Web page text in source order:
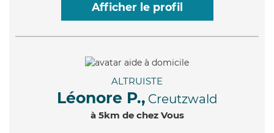
Afficher le profil
ALTRUISTE
Léonore P., Creutzwald
à 5km de chez Vous